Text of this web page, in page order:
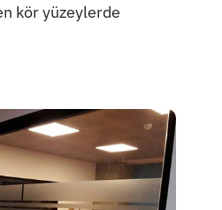
kör yüzeylerde